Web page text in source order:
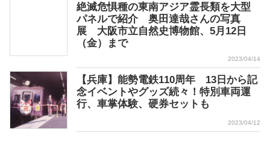
絶滅危惧種の東南アジア霊長類を大型
パネルで紹介 奥田達哉さんの写真
展 大阪市立自然史博物館、5月12日
（金）まで
2023/04/14
【兵庫】能勢電鉄110周年 13日から記
念イベントやグッズ続々！特別車両運
行、車掌体験、硬券セットも
2023/04/12